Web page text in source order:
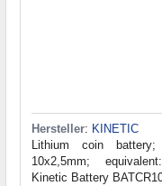
Hersteller: KINETIC
Lithium coin
10x2,5mm;
Kinetic Battery